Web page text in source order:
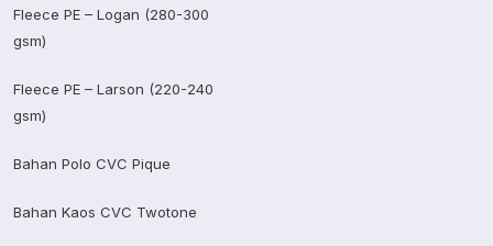
Fleece PE – Logan (280-300
gsm)
Fleece PE – Larson (220-240
gsm)
Bahan Polo CVC Pique
Bahan Kaos CVC Twotone